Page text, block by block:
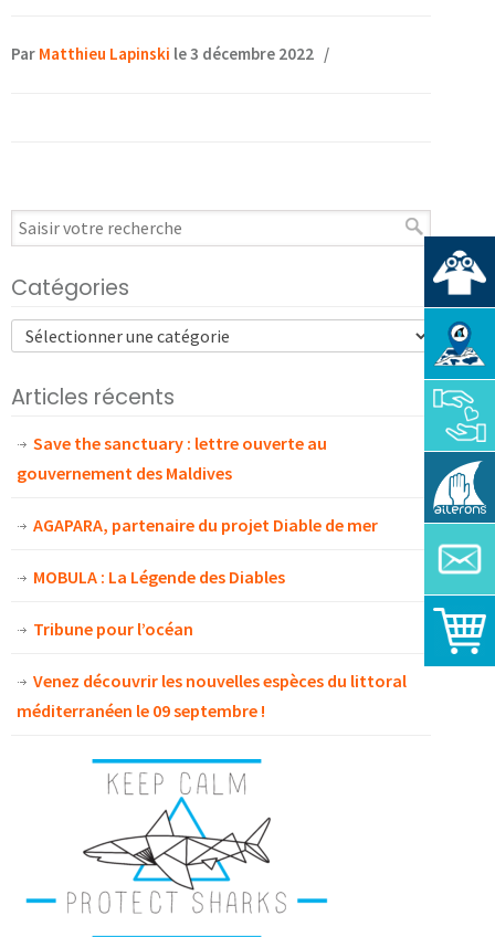
Par Matthieu Lapinski le 3 décembre 2022 /
Catégories
Articles récents
Save the sanctuary : lettre ouverte au
gouvernement des Maldives
AGAPARA, partenaire du projet Diable de mer
MOBULA : La Légende des Diables
Tribune pour l’océan
Venez découvrir les nouvelles espèces du littoral
méditerranéen le 09 septembre !